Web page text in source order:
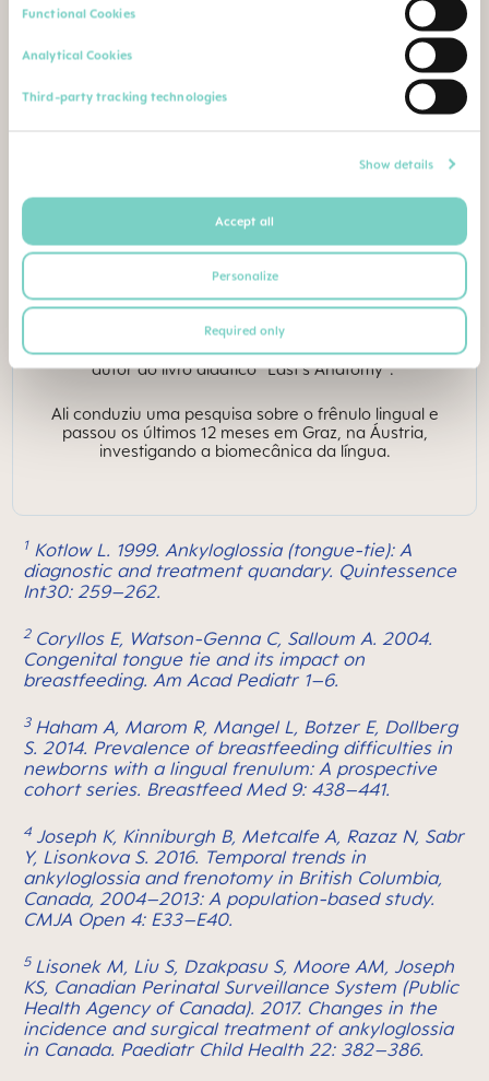
Functional Cookies
Analytical Cookies
Third-party tracking technologies
Show details
Accept all
Personalize
Required only
PROFESSOR ASSOCIADO S. ALI MIRJALILI FACULTY OF
ESPECIALISTA EM ANATOMIA CLÍNICA PEDIÁTRICA
O professor Ali Mirjalili, da Universidade de Auckland,
na Nova Zelândia, é especialista em Anatomia clínica
pediátrica. Ali é o editor de seção do livro de anatomia
de Gray, famoso mundialmente. Além disso, é editor e
autor do livro didático “Last's Anatomy”.
Ali conduziu uma pesquisa sobre o frênulo lingual e
passou os últimos 12 meses em Graz, na Áustria,
investigando a biomecânica da língua.
1 Kotlow L. 1999. Ankyloglossia (tongue-tie): A
diagnostic and treatment quandary. Quintessence
Int30: 259–262.
2 Coryllos E, Watson-Genna C, Salloum A. 2004.
Congenital tongue tie and its impact on
breastfeeding. Am Acad Pediatr 1–6.
3 Haham A, Marom R, Mangel L, Botzer E, Dollberg
S. 2014. Prevalence of breastfeeding difficulties in
newborns with a lingual frenulum: A prospective
cohort series. Breastfeed Med 9: 438–441.
4 Joseph K, Kinniburgh B, Metcalfe A, Razaz N, Sabr
Y, Lisonkova S. 2016. Temporal trends in
ankyloglossia and frenotomy in British Columbia,
Canada, 2004–2013: A population-based study.
CMJA Open 4: E33–E40.
5 Lisonek M, Liu S, Dzakpasu S, Moore AM, Joseph
KS, Canadian Perinatal Surveillance System (Public
Health Agency of Canada). 2017. Changes in the
incidence and surgical treatment of ankyloglossia
in Canada. Paediatr Child Health 22: 382–386.